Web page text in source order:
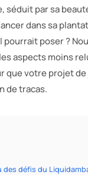
séduit par sa
dans sa
pourrait poser ?
aspects moins
que votre projet
de tracas.
des défis du